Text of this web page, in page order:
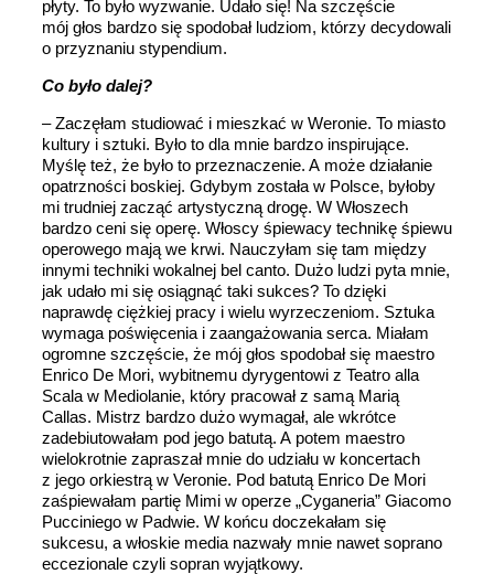
płyty. To było wyzwanie. Udało się! Na szczęście
mój głos bardzo się spodobał ludziom, którzy decydowali
o przyznaniu stypendium.
Co było dalej?
– Zaczęłam studiować i mieszkać w Weronie. To miasto
kultury i sztuki. Było to dla mnie bardzo inspirujące.
Myślę też, że było to przeznaczenie. A może działanie
opatrzności boskiej. Gdybym została w Polsce, byłoby
mi trudniej zacząć artystyczną drogę. W Włoszech
bardzo ceni się operę. Włoscy śpiewacy technikę śpiewu
operowego mają we krwi. Nauczyłam się tam między
innymi techniki wokalnej bel canto. Dużo ludzi pyta mnie,
jak udało mi się osiągnąć taki sukces? To dzięki
naprawdę ciężkiej pracy i wielu wyrzeczeniom. Sztuka
wymaga poświęcenia i zaangażowania serca. Miałam
ogromne szczęście, że mój głos spodobał się maestro
Enrico De Mori, wybitnemu dyrygentowi z Teatro alla
Scala w Mediolanie, który pracował z samą Marią
Callas. Mistrz bardzo dużo wymagał, ale wkrótce
zadebiutowałam pod jego batutą. A potem maestro
wielokrotnie zapraszał mnie do udziału w koncertach
z jego orkiestrą w Veronie. Pod batutą Enrico De Mori
zaśpiewałam partię Mimi w operze „Cyganeria” Giacomo
Pucciniego w Padwie. W końcu doczekałam się
sukcesu, a włoskie media nazwały mnie nawet soprano
eccezionale czyli sopran wyjątkowy.